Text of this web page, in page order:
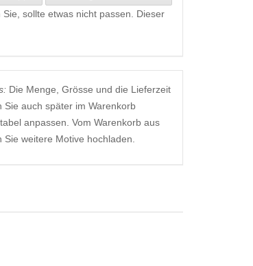
sollte etwas nicht passen. Dieser
Die Menge, Grösse und die Lieferzeit
Sie auch später im Warenkorb
anpassen. Vom Warenkorb aus
Sie weitere Motive hochladen.